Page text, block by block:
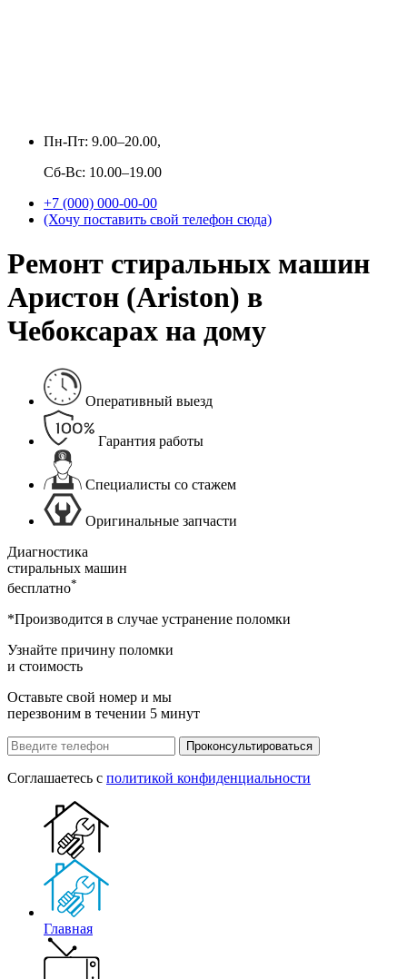
Пн-Пт: 9.00–20.00,
Сб-Вс: 10.00–19.00
+7 (000) 000-00-00
(Хочу поставить свой телефон сюда)
Ремонт стиральных машин
Аристон (Ariston) в
Чебоксарах на дому
Оперативный выезд
Гарантия работы
Специалисты со стажем
Оригинальные запчасти
Диагностика
стиральных машин
бесплатно*
*Производится в случае устранение поломки
Узнайте причину поломки
и стоимость
Оставьте свой номер и мы
перезвоним в течении 5 минут
Проконсультироваться
Соглашаетесь с политикой конфиденциальности
Главная